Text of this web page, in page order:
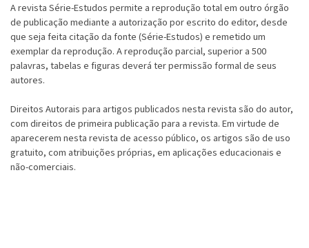
A revista Série-Estudos permite a reprodução total em outro órgão
de publicação mediante a autorização por escrito do editor, desde
que seja feita citação da fonte (Série-Estudos) e remetido um
exemplar da reprodução. A reprodução parcial, superior a 500
palavras, tabelas e figuras deverá ter permissão formal de seus
autores.
Direitos Autorais para artigos publicados nesta revista são do autor,
com direitos de primeira publicação para a revista. Em virtude de
aparecerem nesta revista de acesso público, os artigos são de uso
gratuito, com atribuições próprias, em aplicações educacionais e
não-comerciais.